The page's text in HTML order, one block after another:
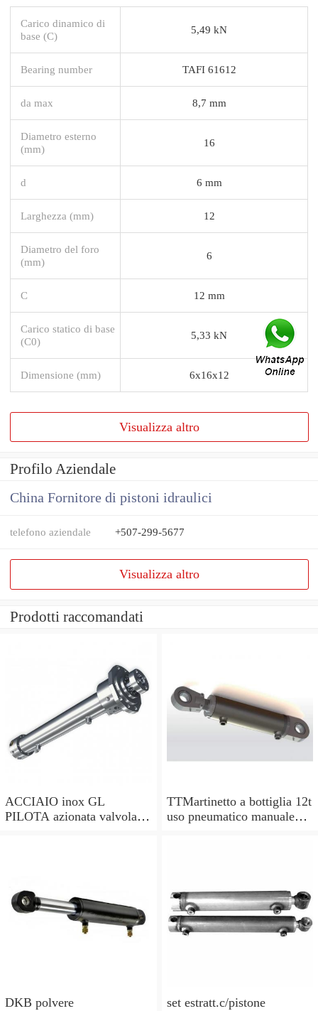
Carico dinamico di
base (C)
5,49 kN
Bearing number TAFI 61612
da max 8,7 mm
Diametro esterno
(mm)
16
d 6 mm
Larghezza (mm) 12
Diametro del foro
(mm)
6
C 12 mm
Carico statico di base
(C0)
5,33 kN
Dimensione (mm) 6x16x12
Visualizza altro
Profilo Aziendale
China Fornitore di pistoni idraulici
telefono aziendale +507-299-5677
Visualizza altro
Prodotti raccomandati
ACCIAIO inox GL
PILOTA azionata valvola di
TTMartinetto a bottiglia 12t
uso pneumatico manuale
DKB polvere
set estratt.c/pistone